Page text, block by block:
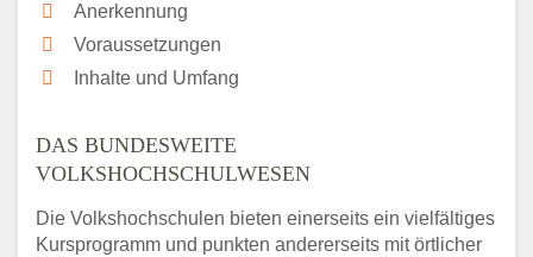
Anerkennung
Voraussetzungen
Inhalte und Umfang
DAS BUNDESWEITE
VOLKSHOCHSCHULWESEN
Die Volkshochschulen bieten einerseits ein vielfältiges
Kursprogramm und punkten andererseits mit örtlicher